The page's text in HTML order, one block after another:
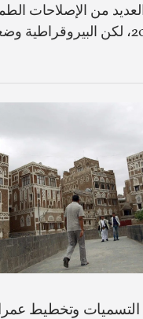
من الإصلاحات
رؤية الكويت 2035، لكن
الفعّال ما زالت تعرقل
نتائج ملموسة
التسميات وتخطيط